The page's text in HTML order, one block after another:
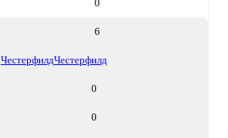
0
6
ЧестерфилдЧестерфилд
0
0